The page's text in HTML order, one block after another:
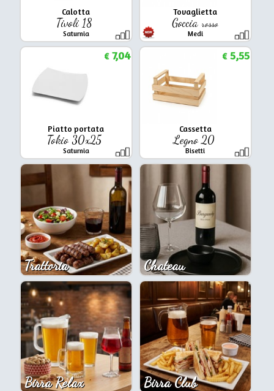
Calotta
Tivoli 18
Saturnia
Tovaglietta
Gocciarosso
Medi
Piatto portata
Tokio 30x25
Saturnia
€7,04
Cassetta
Legno 20
Bisetti
€5,55
Trattoria Chateau
Birra Relax Birra Club